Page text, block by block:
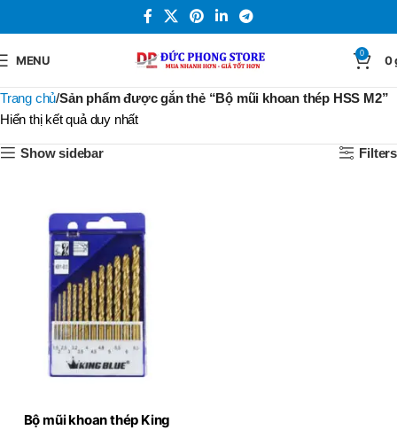
MENU 0 0
Trang chủ Sản phẩm được gắn thẻ “Bộ mũi khoan thép HSS M2”
Hiển thị kết quả duy nhất
Show sidebar Filters
Bộ mũi khoan thép King